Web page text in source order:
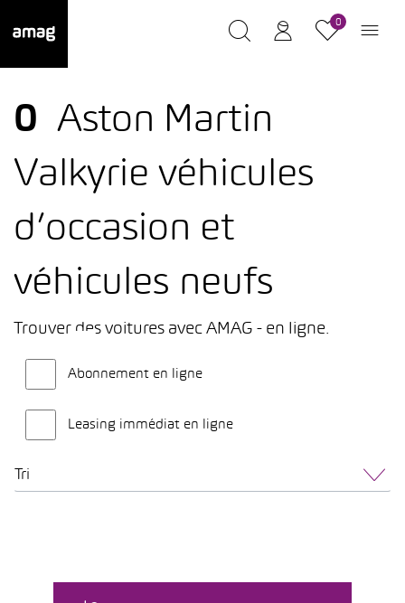
0
0 Aston Martin
Valkyrie véhicules
d’occasion et
véhicules neufs
Trouver des voitures avec AMAG - en ligne.
Abonnement en ligne
Leasing immédiat en ligne
Tri